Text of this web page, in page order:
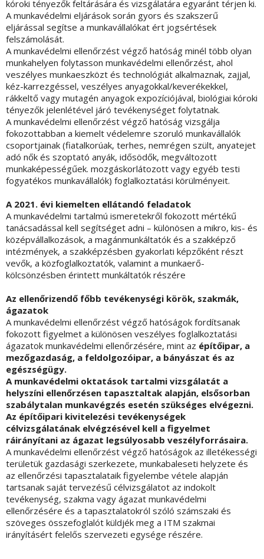
kóroki tényezők feltárására és vizsgálatára egyaránt térjen ki.
A munkavédelmi eljárások során gyors és szakszerű
eljárással segítse a munkavállalókat ért jogsértések
felszámolását.
A munkavédelmi ellenőrzést végző hatóság minél több olyan
munkahelyen folytasson munkavédelmi ellenőrzést, ahol
veszélyes munkaeszközt és technológiát alkalmaznak, zajjal,
kéz-karrezgéssel, veszélyes anyagokkal/keverékekkel,
rákkeltő vagy mutagén anyagok expozíciójával, biológiai kóroki
tényezők jelenlétével járó tevékenységet folytatnak.
A munkavédelmi ellenőrzést végző hatóság vizsgálja
fokozottabban a kiemelt védelemre szoruló munkavállalók
csoportjainak (fiatalkorúak, terhes, nemrégen szült, anyatejet
adó nők és szoptató anyák, idősödők, megváltozott
munkaképességűek. mozgáskorlátozott vagy egyéb testi
fogyatékos munkavállalók) foglalkoztatási körülményeit.
A 2021. évi kiemelten ellátandó feladatok
A munkavédelmi tartalmú ismeretekről fokozott mértékű
tanácsadással kell segítséget adni – különösen a mikro, kis- és
középvállalkozások, a magánmunkáltatók és a szakképző
intézmények, a szakképzésben gyakorlati képzőként részt
vevők, a közfoglalkoztatók, valamint a munkaerő-
kölcsönzésben érintett munkáltatók részére
Az ellenőrizendő főbb tevékenységi körök, szakmák,
ágazatok
A munkavédelmi ellenőrzést végző hatóságok fordítsanak
fokozott figyelmet a különösen veszélyes foglalkoztatási
ágazatok munkavédelmi ellenőrzésére, mint az építőipar, a
mezőgazdaság, a feldolgozóipar, a bányászat és az
egészségügy.
A munkavédelmi oktatások tartalmi vizsgálatát a
helyszíni ellenőrzésen tapasztaltak alapján, elsősorban
szabálytalan munkavégzés esetén szükséges elvégezni.
Az építőipari kivitelezési tevékenységek
célvizsgálatának elvégzésével kell a figyelmet
ráirányítani az ágazat legsúlyosabb veszélyforrásaira.
A munkavédelmi ellenőrzést végző hatóságok az illetékességi
területük gazdasági szerkezete, munkabaleseti helyzete és
az ellenőrzési tapasztalataik figyelembe vétele alapján
tartsanak saját tervezésű célvizsgálatot az indokolt
tevékenység, szakma vagy ágazat munkavédelmi
ellenőrzésére és a tapasztalatokról szóló számszaki és
szöveges összefoglalót küldjék meg a ITM szakmai
irányításért felelős szervezeti egysége részére.